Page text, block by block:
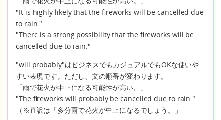
"It is highly likely that the fireworks will be cancelled due
to rain."
"There is a strong possibility that the fireworks will be
cancelled due to rain."
"will probably"はビジネスでもカジュアルでもOKな使いや
すい表現です。ただし、文の順番が変わります。
「雨で花火が中止になる可能性が高い。」
"The fireworks will probably be cancelled due to rain."
（※直訳は「多分雨で花火が中止になるでしょう。」